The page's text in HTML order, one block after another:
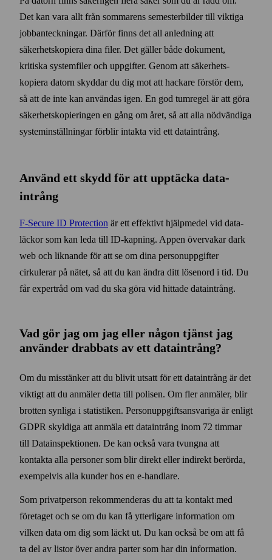
Det kan vara allt från sommarens semester­bilder till viktiga
jobb­anteckningar. Därför finns det all anledning att
säkerhets­kopiera dina filer. Det gäller både dokument,
kritiska system­filer och upp­gifter. Genom att säkerhets­
kopiera datorn skyddar du dig mot att hackare förstör dem,
så att de inte kan användas igen. En god tum­regel är att göra
säkerhets­kopieringen en gång om året, så att alla nöd­vändiga
system­inställningar förblir intakta vid ett data­intrång.
Använd ett skydd för att upp­täcka data­
intrång
F‑Secure ID Protection är ett effektivt hjälp­medel vid data­
läckor som kan leda till ID-kapning. Appen över­vakar dark
web och liknande för att se om dina person­uppgifter
cirkulerar på nätet, så att du kan ändra ditt lösen­ord i tid. Du
får expert­råd om vad du ska göra vid hittade data­intrång.
Vad gör jag om jag eller någon tjänst jag
använder drabbats av ett data­intrång?
Om du miss­tänker att du blivit utsatt för ett data­intrång är det
viktigt att du anmäler detta till polisen. Om fler anmäler, blir
brotten synliga i statistiken. Person­uppgifts­ansvariga är enligt
GDPR skyldiga att anmäla ett data­intrång inom 72 timmar
till Data­inspektionen. De kan också vara tvungna att
kontakta alla personer som blir direkt eller indirekt berörda,
exempel­vis alla kunder hos en e‑handlare.
Som privat­person rekommenderas du att ta kontakt med
företaget och se om du kan få ytterligare information om
vilken data om dig som läckt ut. Du kan också be om att få
ta del av listor över andra parter som har din information.